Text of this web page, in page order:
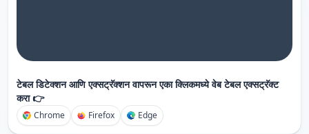
टेबल डिटेक्शन आणि एक्सट्रॅक्शन वापरून एका क्लिकमध्ये वेब टेबल एक्सट्रॅक्ट
करा 👉
Chrome Firefox Edge